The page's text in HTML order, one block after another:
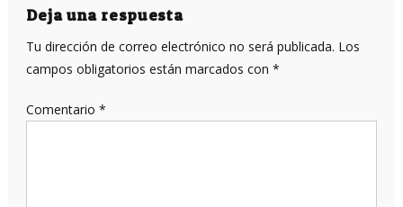
entradas
Deja una respuesta
Tu dirección de correo electrónico no será publicada. Los
campos obligatorios están marcados con *
Comentario *